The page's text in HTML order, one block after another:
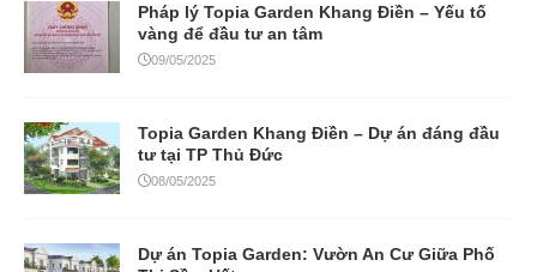
Pháp lý Topia Garden Khang Điền – Yếu tố
vàng để đầu tư an tâm
09/05/2025
Topia Garden Khang Điền – Dự án đáng đầu
tư tại TP Thủ Đức
08/05/2025
Dự án Topia Garden: Vườn An Cư Giữa Phố